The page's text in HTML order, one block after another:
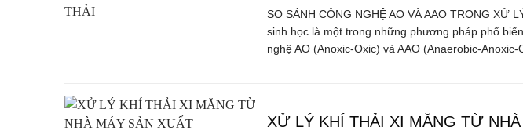
SO SÁNH CÔNG NGHỆ AO VÀ AAO TRONG XỬ
sinh học là một trong những phương pháp phổ
nghệ AO (Anoxic-Oxic) và AAO (Anaerobic-
XỬ LÝ KHÍ THẢI XI MĂNG TỪ